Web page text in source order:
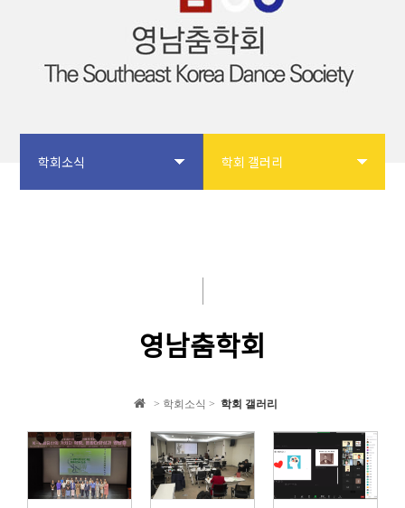
학회소식 학회 갤러리
자유게시판
영남춤학회
> 학회소식 > 학회 갤러리